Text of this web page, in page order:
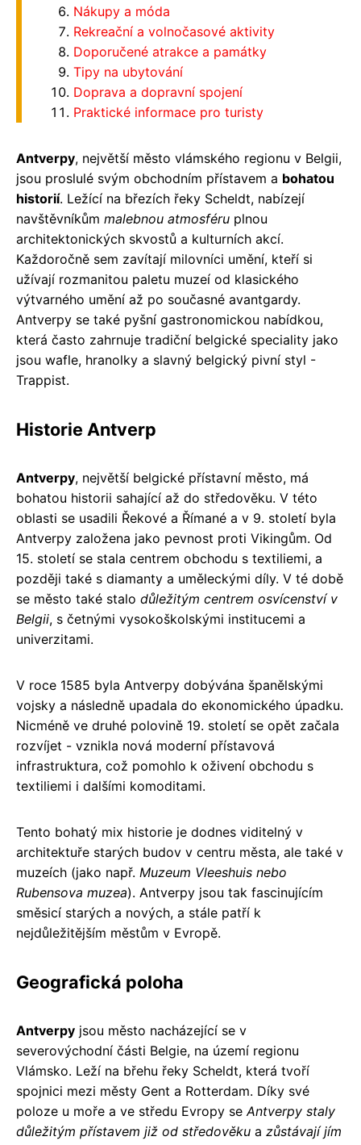
Nákupy a móda
Rekreační a volnočasové aktivity
Doporučené atrakce a památky
Tipy na ubytování
Doprava a dopravní spojení
Praktické informace pro turisty
Antverpy, největší město vlámského regionu v Belgii,
jsou proslulé svým obchodním přístavem a bohatou
historií. Ležící na březích řeky Scheldt, nabízejí
navštěvníkům malebnou atmosféru plnou
architektonických skvostů a kulturních akcí.
Každoročně sem zavítají milovníci umění, kteří si
užívají rozmanitou paletu muzeí od klasického
výtvarného umění až po současné avantgardy.
Antverpy se také pyšní gastronomickou nabídkou,
která často zahrnuje tradiční belgické speciality jako
jsou wafle, hranolky a slavný belgický pivní styl -
Trappist.
Historie Antverp
Antverpy, největší belgické přístavní město, má
bohatou historii sahající až do středověku. V této
oblasti se usadili Řekové a Římané a v 9. století byla
Antverpy založena jako pevnost proti Vikingům. Od
15. století se stala centrem obchodu s textiliemi, a
později také s diamanty a uměleckými díly. V té době
se město také stalo důležitým centrem osvícenství v
Belgii, s četnými vysokoškolskými institucemi a
univerzitami.
V roce 1585 byla Antverpy dobývána španělskými
vojsky a následně upadala do ekonomického úpadku.
Nicméně ve druhé polovině 19. století se opět začala
rozvíjet - vznikla nová moderní přístavová
infrastruktura, což pomohlo k oživení obchodu s
textiliemi i dalšími komoditami.
Tento bohatý mix historie je dodnes viditelný v
architektuře starých budov v centru města, ale také v
muzeích (jako např. Muzeum Vleeshuis nebo
Rubensova muzea). Antverpy jsou tak fascinujícím
směsicí starých a nových, a stále patří k
nejdůležitějším městům v Evropě.
Geografická poloha
Antverpy jsou město nacházející se v
severovýchodní části Belgie, na území regionu
Vlámsko. Leží na břehu řeky Scheldt, která tvoří
spojnici mezi městy Gent a Rotterdam. Díky své
poloze u moře a ve středu Evropy se Antverpy staly
důležitým přístavem již od středověku a zůstávají jím